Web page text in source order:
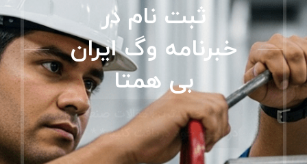
ثبت نام در
خبرنامه وگ ایران
بی همتا
* * * جدیدترین مقالات صنعتی را
در ایمیل خود دریافت کنید * * *